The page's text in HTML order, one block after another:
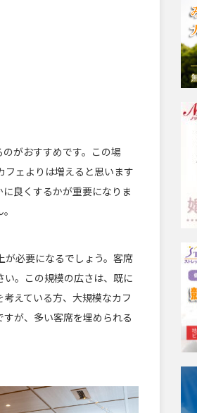
がおすすめです。この場
フェよりは増えると思います
良くするかが重要になりま
が必要になるでしょう。客席
。この規模の広さは、既に
えている方、大規模なカフ
が、多い客席を埋められる